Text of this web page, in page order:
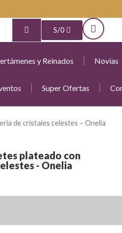
S/0
y Reinados Novias
Super Ofertas
de cristales celestes – Onelia
plateado con
- Onelia